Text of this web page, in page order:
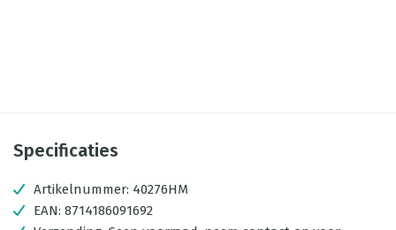
Specificaties
Artikelnummer: 40276HM
EAN: 8714186091692